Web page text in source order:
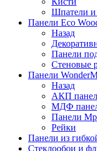
Шпатели
Панели Eco
Назад
Панели
Стеновые
Панели
Назад
АКП
МДФ
Панели
Рейки
Панели из
Стеклообои и